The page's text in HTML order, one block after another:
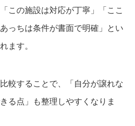
この施設は対応が丁寧」「ここ
っちは条件が書面で明確」とい
ます。
較することで、「自分が譲れな
る点」も整理しやすくなりま